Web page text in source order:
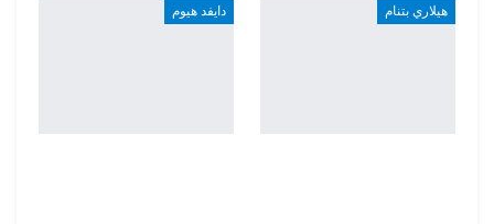
هيلاري بتنام دايفد هيوم